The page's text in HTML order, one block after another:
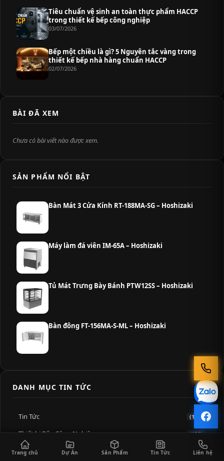
Tiêu chuẩn vệ sinh an toàn thực phẩm HACCP
trong thiết kế bếp công nghiệp
03/07/2026
Bếp một chiều là gì? 5 Nguyên tắc vàng trong
thiết kế bếp nhà hàng chuẩn HACCP
02/07/2026
BÀI ĐÃ XEM
Chưa có bài viết nào được xem.
SẢN PHẨM NỔI BẬT
Bàn Mát 3 Cửa Kính RT-188MA-SG – Hoshizaki
Máy làm đá viên IM-65A – Hoshizaki
Tủ Mát Trưng Bày Bánh PTW12SS – Hoshizaki
Bàn đông FT-156MA-S-ML – Hoshizaki
DANH MỤC TIN TỨC
Tin Tức (135)
Thiết bị Bếp Công Nghiệp (128)
Saigon Horeca (98)
Trang chủ Dự Án Sản Phẩm Tin Tức Liên hệ